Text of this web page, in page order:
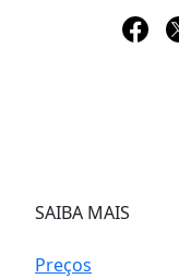
SAIBA MAIS
Preços